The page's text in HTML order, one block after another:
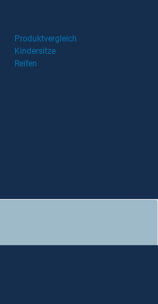
Produktvergleich
Kindersitze
Reifen